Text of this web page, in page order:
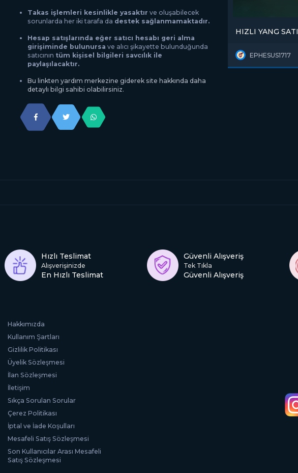
Takas işlemleri kesinlikle yasaktır ve oluşabilecek
sorunlarda her iki tarafa da destek sağlanmamaktadır.
Hesap satışlarında eğer satıcı hesabı geri alma
girişiminde bulunursa ve alıcı şikayette bulunduğunda
satıcının tüm kişisel bilgileri savcılık ile
paylaşılacaktır.
Bu linkten yardım merkezine giderek site hakkında daha
detaylı bilgi sahibi olabilirsiniz.
HIZLI YANG
EPHESUS1717
Hızlı Teslimat
Alışverişinizde
En Hızlı Teslimat
Güvenli Alışveriş
Tek Tıkla
Güvenli Alışveriş
Hakkımızda
Kullanım Şartları
Gizlilik Politikası
Üyelik Sözleşmesi
İlan Sözleşmesi
İletişim
Sıkça Sorulan Sorular
Çerez Politikası
İptal ve İade Koşulları
Mesafeli Satış Sözleşmesi
Son Kullanıcılar Arası Mesafeli
Satış Sözleşmesi